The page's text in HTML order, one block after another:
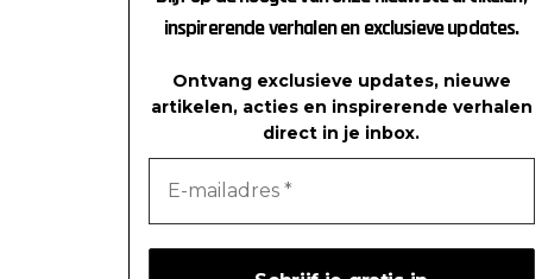
inspirerende verhalen en exclusieve updates.
Ontvang exclusieve updates, nieuwe
artikelen, acties en inspirerende verhalen
direct in je inbox.